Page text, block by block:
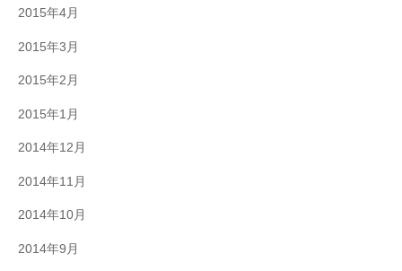
2015年4月
2015年3月
2015年2月
2015年1月
2014年12月
2014年11月
2014年10月
2014年9月